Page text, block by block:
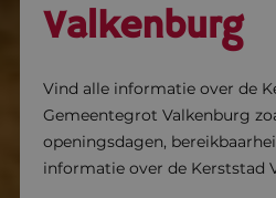
Valkenburg
Vind alle informatie over de
Gemeentegrot Valkenburg
openingsdagen,
informatie over de Kerststad